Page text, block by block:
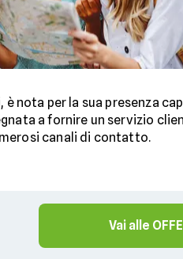
nota per la sua presenza
a fornire un servizio
canali di contatto.
Vai alle